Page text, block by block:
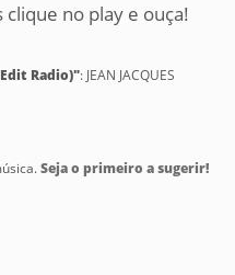
no play e ouça!
Radio)": JEAN JACQUES
Seja o primeiro a sugerir!